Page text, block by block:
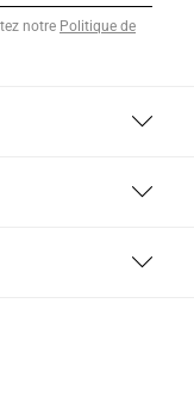
notre Politique de